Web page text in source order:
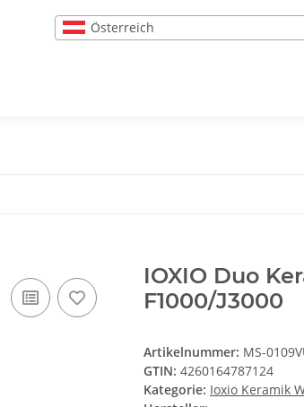
Österreich
IOXIO Duo
F1000/J3000
Artikelnummer: MS-
GTIN: 4260164787124
Kategorie: Ioxio Keramik